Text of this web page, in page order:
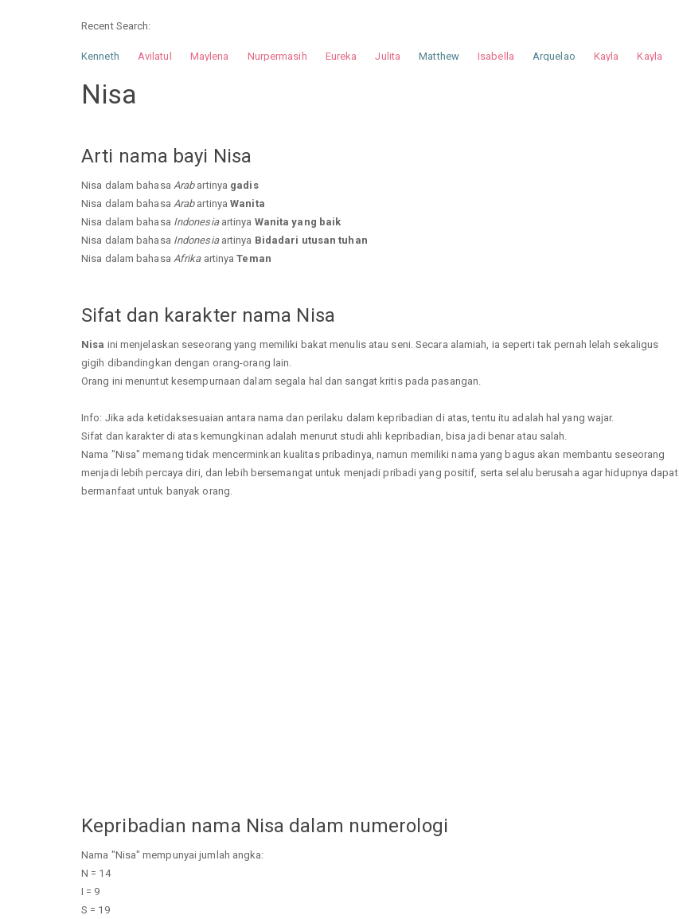
Recent Search:
Kenneth Avilatul Maylena Nurpermasih Eureka Julita Matthew Isabella Arquelao Kayla
Kayla
Nisa
Arti nama bayi Nisa
Nisa dalam bahasa Arabartinya gadis
Nisa dalam bahasa ArabartinyaWanita
Nisa dalam bahasa Indonesiaartinya Wanita yang baik
Nisa dalam bahasa Indonesiaartinya Bidadari utusan tuhan
Nisa dalam bahasa AfrikaartinyaTeman
Sifat dan karakter nama Nisa
Nisa ini menjelaskan seseorang yang memiliki bakat menulis atau seni. Secara alamiah, ia seperti tak pernah lelah sekaligus
gigih dibandingkan dengan orang-orang lain.
Orang ini menuntut kesempurnaan dalam segala hal dan sangat kritis pada pasangan.
Info: Jika ada ketidaksesuaian antara nama dan perilaku dalam kepribadian di atas, tentu itu adalah hal yang wajar.
Sifat dan karakter di atas kemungkinan adalah menurut studi ahli kepribadian, bisa jadi benar atau salah.
Nama "Nisa" memang tidak mencerminkan kualitas pribadinya, namun memiliki nama yang bagus akan membantu seseorang
menjadi lebih percaya diri, dan lebih bersemangat untuk menjadi pribadi yang positif, serta selalu berusaha agar hidupnya dapat
bermanfaat untuk banyak orang.
Kepribadian nama Nisa dalam numerologi
Nama "Nisa" mempunyai jumlah angka:
N = 14
I = 9
S = 19